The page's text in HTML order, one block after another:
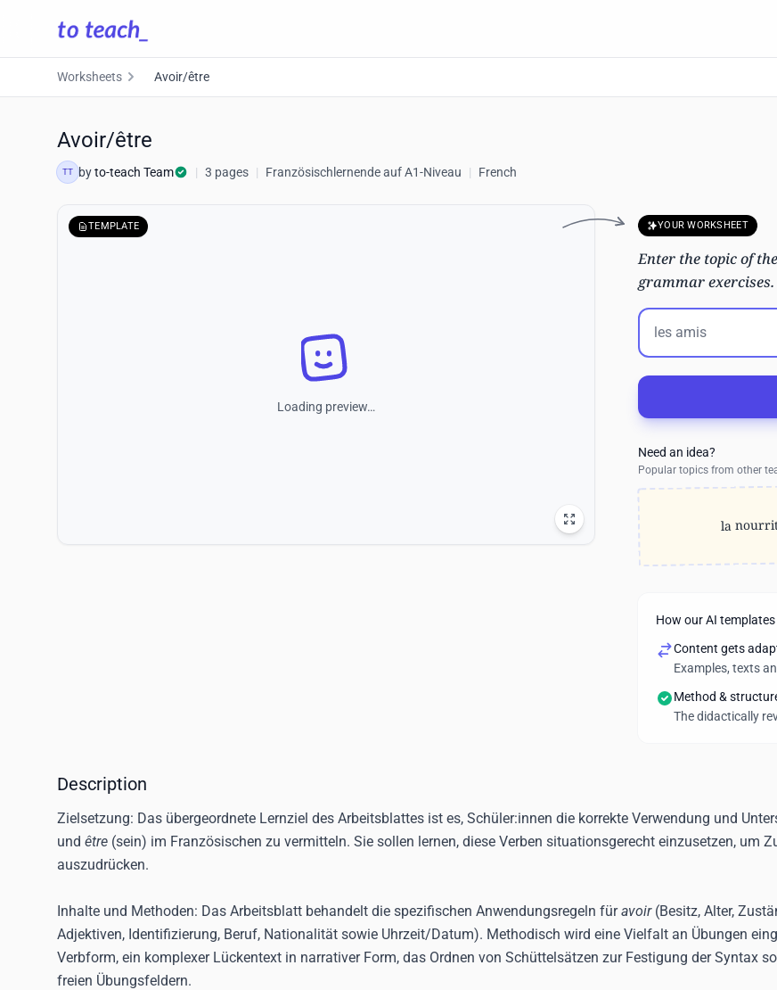
Worksheets Avoir/être
Avoir/être
TT byto-teach Team | 3 pages | Französischlernende auf A1-Niveau | French
TEMPLATE
Loading preview…
YOUR WORKSHEET
Enter the topic of
grammar exercises.
Need an idea?
Popular topics from other
la
How our AI
Content gets
Examples, texts
Method &
The didactically
Description
Zielsetzung: Das übergeordnete Lernziel des Arbeitsblattes ist es, Schüler:innen die korrekte Verwendung und
und être (sein) im Französischen zu vermitteln. Sie sollen lernen, diese Verben situationsgerecht einzusetzen, um
auszudrücken.
Inhalte und Methoden: Das Arbeitsblatt behandelt die spezifischen Anwendungsregeln füravoir(Besitz, Alter,
Adjektiven, Identifizierung, Beruf, Nationalität sowie Uhrzeit/Datum). Methodisch wird eine Vielfalt an Übungen
Verbform, ein komplexer Lückentext in narrativer Form, das Ordnen von Schüttelsätzen zur Festigung der Syntax
freien Übungsfeldern.